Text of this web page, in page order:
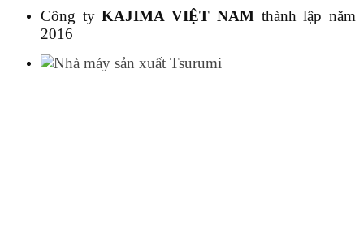
Công tyKAJIMA VIỆT NAMthành lập năm
2016